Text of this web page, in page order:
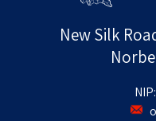
New Silk